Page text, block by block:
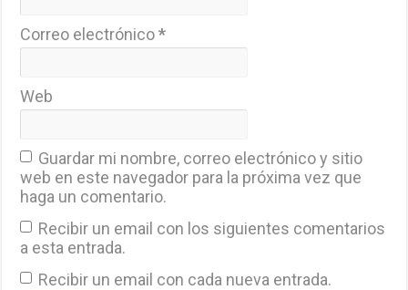
Correo electrónico*
Web
Guardar mi nombre, correo electrónico y sitio
web en este navegador para la próxima vez que
haga un comentario.
Recibir un email con los siguientes comentarios
a esta entrada.
Recibir un email con cada nueva entrada.